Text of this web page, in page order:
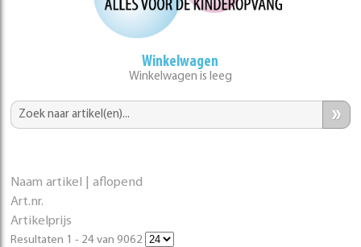
Winkelwagen
Winkelwagen is leeg
»
Naam artikel | aflopend
Art.nr.
Artikelprijs
Resultaten 1 - 24 van 9062